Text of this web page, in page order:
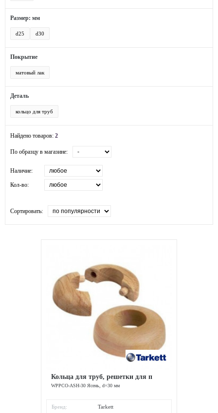
Размер: мм
d25 d30
Покрытие
матовый лак
Деталь
кольцо для труб
Найдено товаров: 2
По образцу в магазине:
Наличие:
Кол-во:
Сортировать:
Кольца для труб, решетки для п
WPPCO-ASH-30 Ясень, d=30 мм
Бренд:
Tarkett